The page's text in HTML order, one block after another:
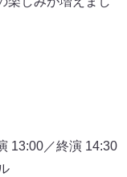
13:00／終演 14:30